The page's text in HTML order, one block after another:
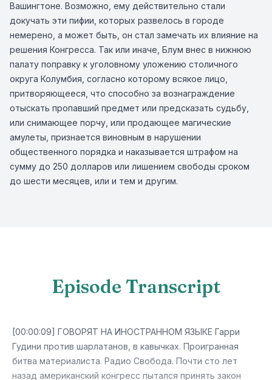
Вашингтоне. Возможно, ему действительно стали
докучать эти пифии, которых развелось в городе
немерено, а может быть, он стал замечать их влияние на
решения Конгресса. Так или иначе, Блум внес в нижнюю
палату поправку к уголовному уложению столичного
округа Колумбия, согласно которому всякое лицо,
притворяющееся, что способно за вознаграждение
отыскать пропавший предмет или предсказать судьбу,
или снимающее порчу, или продающее магические
амулеты, признается виновным в нарушении
общественного порядка и наказывается штрафом на
сумму до 250 долларов или лишением свободы сроком
до шести месяцев, или и тем и другим.
Episode Transcript